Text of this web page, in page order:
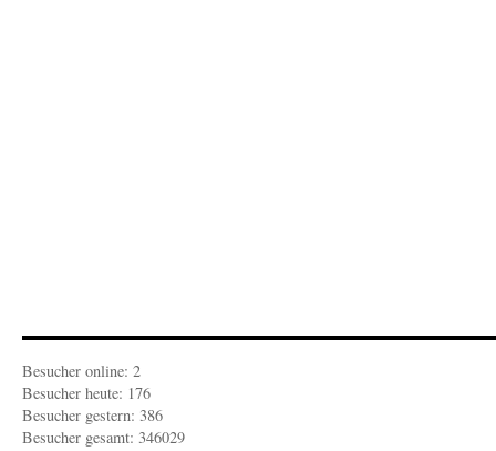
Besucher online: 2
Besucher heute: 176
Besucher gestern: 386
Besucher gesamt: 346029